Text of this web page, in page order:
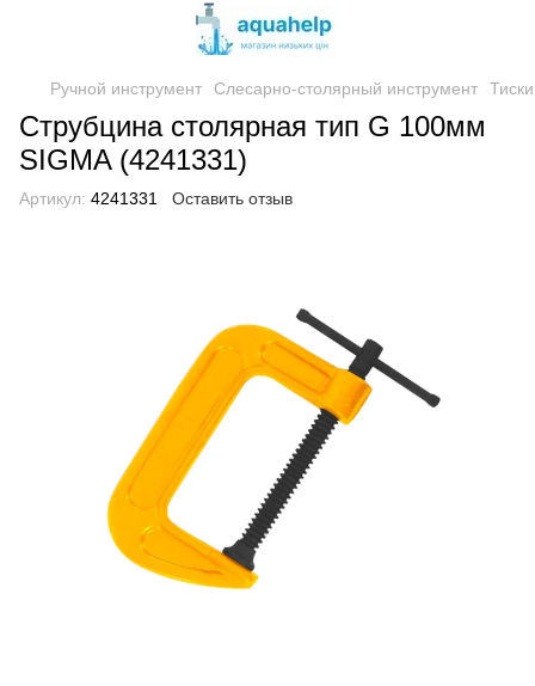
Ручной инструмент Слесарно-столярный инструмент
Струбцина столярная тип G 100мм
SIGMA (4241331)
Артикул: 4241331 Оставить отзыв